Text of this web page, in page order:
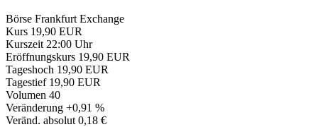
Börse Frankfurt Exchange
Kurs 19,90 EUR
Kurszeit 22:00 Uhr
Eröffnungskurs 19,90 EUR
Tageshoch 19,90 EUR
Tagestief 19,90 EUR
Volumen 40
Veränderung +0,91 %
Veränd. absolut 0,18 €